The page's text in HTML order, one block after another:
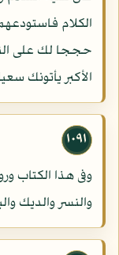
الكلام
حججا لك على
الأكبر يأتونك
١٠٩١
وفى هذا الكتاب
والنسر والديك